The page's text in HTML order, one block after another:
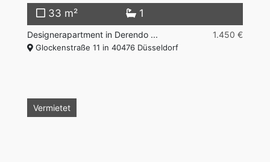
33 m² 1
Designerapartment in Derendo ... 1.450 €
Glockenstraße 11 in 40476 Düsseldorf
Vermietet